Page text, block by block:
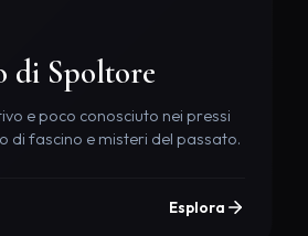
di Spoltore
e poco conosciuto nei pressi
di fascino e misteri del passato.
Esplora